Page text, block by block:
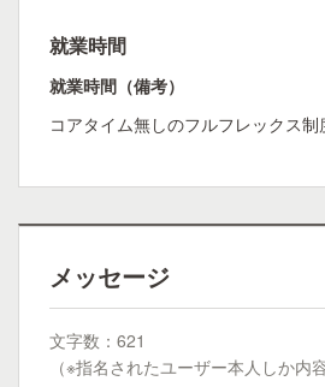
就業時間
就業時間（備考）
コアタイム無しのフルフレックス
メッセージ
文字数：621
（※指名されたユーザー本人しか内